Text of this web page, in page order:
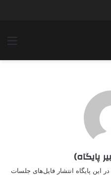
موضوع چهار انتخاب ۱۴۰۰
پایگاه)
این پایگاه انتشار فایل‌های جلسات